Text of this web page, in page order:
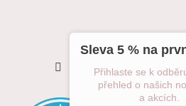
Sledovat na Instagramu
Sleva 5 % na
Přihlaste se k
přehled o našich
a akcích.